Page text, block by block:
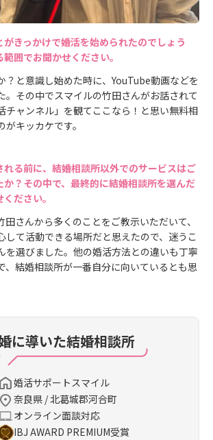
がきっかけで婚活を始められたのでしょう
囲でお聞かせください。
？と意識し始めた時に、YouTube動画などを
。その中でスマイルの竹田さんがお話されて
チャンネル」を観てここなら！と思い無料相
キッカケです。
れる前に、結婚相談所以外でのサービスはご
か？その中で、最終的に結婚相談所を選んだ
ださい。
さんから多くのことをご教示いただいて、
して活動できる場所だと思えたので、迷うこ
を選びました。他の婚活方法との違いも丁寧
、結婚相談所が一番自分に向いているとも思
に導いた結婚相談所
婚活サポートスマイル
奈良県 / 北葛城郡河合町
オンライン面談対応
IBJ AWARD PREMIUM受賞